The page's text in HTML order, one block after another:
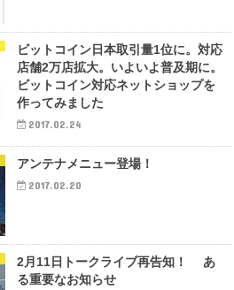
ビットコイン日本取引量1位に。対応
店舗2万店拡大。いよいよ普及期に。
ビットコイン対応ネットショップを
作ってみました
2017.02.24
アンテナメニュー登場！
2017.02.20
2月11日トークライブ再告知！ あ
る重要なお知らせ